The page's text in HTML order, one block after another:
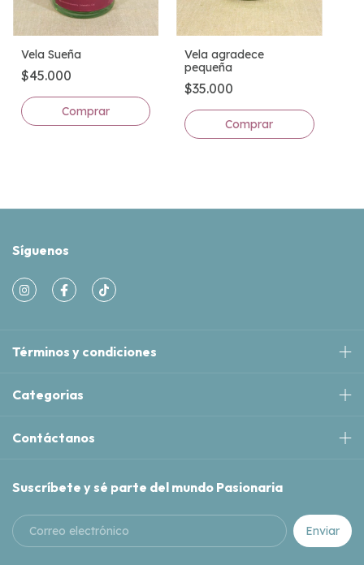
Vela Sueña
$45.000
Comprar
Vela agradece
pequeña
$35.000
Comprar
Síguenos
Términos y condiciones
Categorias
Contáctanos
Suscríbete y sé parte del mundo Pasionaria